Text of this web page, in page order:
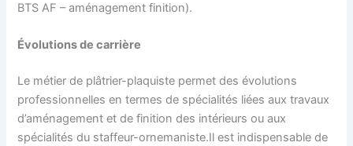
BTS AF – aménagement finition).
Évolutions de carrière
Le métier de plâtrier-plaquiste permet des évolutions
professionnelles en termes de spécialités liées aux travaux
d’aménagement et de finition des intérieurs ou aux
spécialités du staffeur-ornemaniste.Il est indispensable de